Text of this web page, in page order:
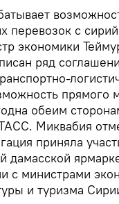
перевозок с
экономики
ряд
прямого
обеим
Миквабия
приняла
дамасской
с министрами
и туризма